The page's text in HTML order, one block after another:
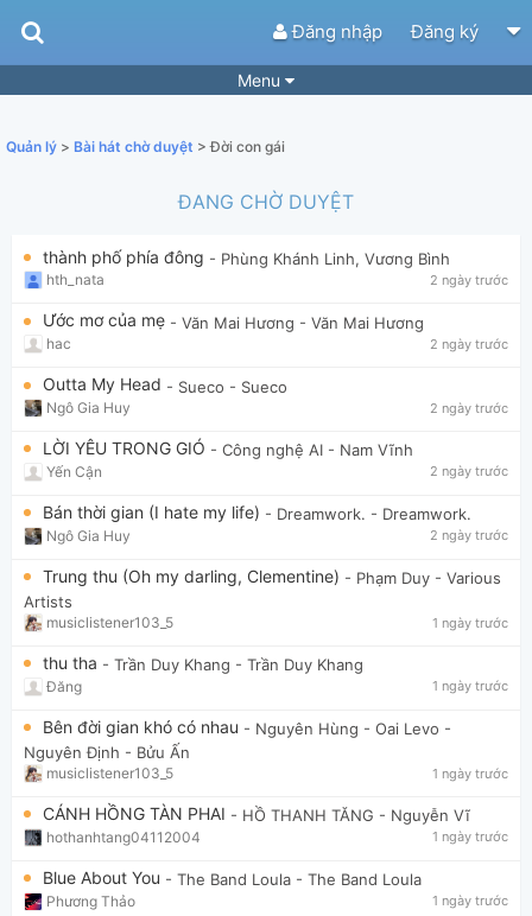
Đăng nhập Đăng ký
Menu
Tìm theo hợp âm Tải ứng dụng
Yêu cầu hợp âm
Tắt quảng cáo
Quản lý > Bài hát chờ duyệt > Đời con gái
ĐANG CHỜ DUYỆT
thành phố phía đông - Phùng Khánh Linh, Vương Bình
hth_nata 2 ngày trước
Ước mơ của mẹ - Văn Mai Hương - Văn Mai Hương
hac 2 ngày trước
Outta My Head - Sueco - Sueco
Ngô Gia Huy 2 ngày trước
LỜI YÊU TRONG GIÓ - Công nghệ AI - Nam Vĩnh
Yến Cận 2 ngày trước
Bán thời gian (I hate my life) - Dreamwork. - Dreamwork.
Ngô Gia Huy 2 ngày trước
Trung thu (Oh my darling, Clementine) - Phạm Duy - Various
Artists
musiclistener103_5 1 ngày trước
thu tha - Trần Duy Khang - Trần Duy Khang
Đăng 1 ngày trước
Bên đời gian khó có nhau - Nguyên Hùng - Oai Levo -
Nguyên Định - Bửu Ấn
musiclistener103_5 1 ngày trước
CÁNH HỒNG TÀN PHAI - HỒ THANH TĂNG - Nguyễn Vĩ
hothanhtang04112004 1 ngày trước
Blue About You - The Band Loula - The Band Loula
Phương Thảo 1 ngày trước